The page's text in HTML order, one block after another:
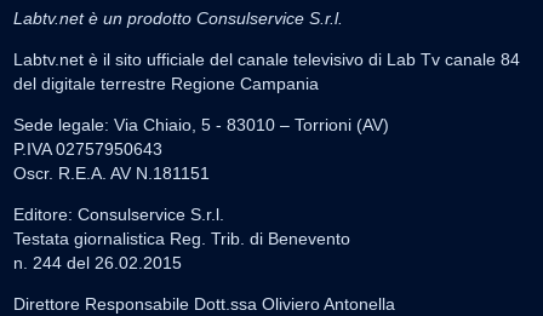
Labtv.net è un prodotto Consulservice S.r.l.
Labtv.net è il sito ufficiale del canale televisivo di Lab Tv canale 84
del digitale terrestre Regione Campania
Sede legale: Via Chiaio, 5 - 83010 – Torrioni (AV)
P.IVA 02757950643
Oscr. R.E.A. AV N.181151
Editore: Consulservice S.r.l.
Testata giornalistica Reg. Trib. di Benevento
n. 244 del 26.02.2015
Direttore Responsabile Dott.ssa Oliviero Antonella